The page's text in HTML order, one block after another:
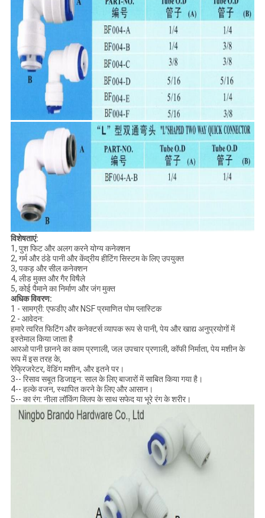
विशेषताएं:
1, पुश फिट और अलग करने योग्य कनेक्शन
2, गर्म और ठंडे पानी और केंद्रीय हीटिंग सिस्टम के लिए उपयुक्त
3, पकड़ और सील कनेक्शन
4, लीड मुक्त और गैर विषैले
5, कोई पैमाने का निर्माण और जंग मुक्त
अधिक विवरण:
1 - सामग्री: एफडीए और NSF प्रमाणित पोम प्लास्टिक
2 - आवेदन:
हमारे त्वरित फिटिंग और कनेक्टर्स व्यापक रूप से पानी, पेय और खाद्य अनुप्रयोगों में
इस्तेमाल किया जाता है
आरओ पानी छानने का काम प्रणाली, जल उपचार प्रणाली, कॉफी निर्माता, पेय मशीन के
रूप में इस तरह के,
रेफ्रिजरेटर, वेंडिंग मशीन, और इतने पर।
3-- रिसाव सबूत डिजाइन: साल के लिए बाजारों में साबित किया गया है।
4-- हल्के वजन, स्थापित करने के लिए और आसान।
5-- का रंग: नीला लॉकिंग क्लिप के साथ सफेद या भूरे रंग के शरीर।